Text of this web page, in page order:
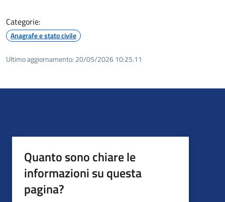
Categorie:
Anagrafe e stato civile
Ultimo aggiornamento: 20/05/2026 10:25.11
Quanto sono chiare le
informazioni su questa
pagina?